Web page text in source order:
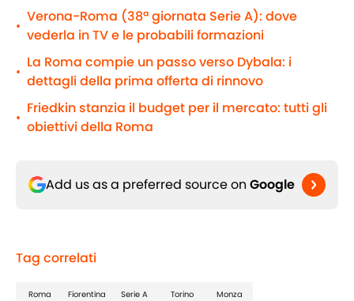
•
Verona-Roma (38ª giornata Serie A): dove
vederla in TV e le probabili formazioni
•
La Roma compie un passo verso Dybala: i
dettagli della prima offerta di rinnovo
•
Friedkin stanzia il budget per il mercato: tutti gli
obiettivi della Roma
Add us as a preferred source on Google
Tag correlati
Roma Fiorentina Serie A Torino Monza